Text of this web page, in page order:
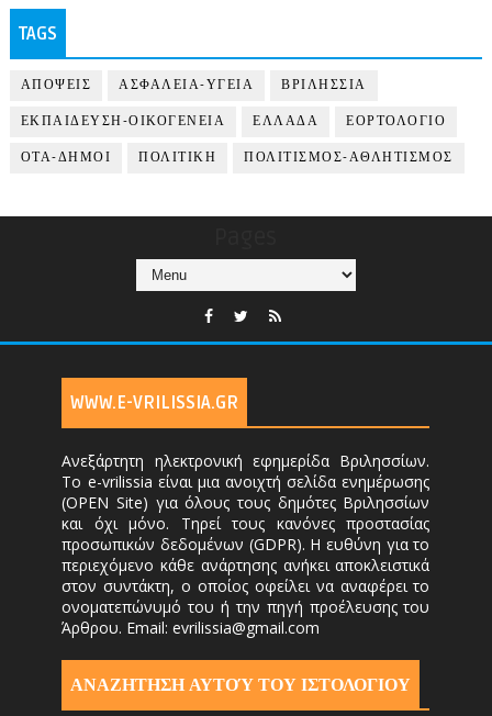
TAGS
ΑΠΟΨΕΙΣ ΑΣΦΑΛΕΙΑ-ΥΓΕΙΑ ΒΡΙΛΗΣΣΙΑ
ΕΚΠΑΙΔΕΥΣΗ-ΟΙΚΟΓΕΝΕΙΑ ΕΛΛΑΔΑ ΕΟΡΤΟΛΟΓΙΟ
ΟΤΑ-ΔΗΜΟΙ ΠΟΛΙΤΙΚΗ ΠΟΛΙΤΙΣΜΟΣ-ΑΘΛΗΤΙΣΜΟΣ
WWW.E-VRILISSIA.GR
Ανεξάρτητη ηλεκτρονική εφημερίδα Βριλησσίων.
Το e-vrilissia είναι μια ανοιχτή σελίδα ενημέρωσης
(OPEN Site) για όλους τους δημότες Βριλησσίων
και όχι μόνο. Τηρεί τους κανόνες προστασίας
προσωπικών δεδομένων (GDPR). Η ευθύνη για το
περιεχόμενο κάθε ανάρτησης ανήκει αποκλειστικά
στον συντάκτη, ο οποίος οφείλει να αναφέρει το
ονοματεπώνυμό του ή την πηγή προέλευσης του
Άρθρου. Email: evrilissia@gmail.com
ΑΝΑΖΗΤΗΣΗ ΑΥΤΟΎ ΤΟΥ ΙΣΤΟΛΟΓΙΟΥ